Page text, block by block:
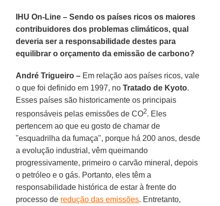
IHU On-Line – Sendo os países ricos os maiores
contribuidores dos problemas climáticos, qual
deveria ser a responsabilidade destes para
equilibrar o orçamento da emissão de carbono?
André Trigueiro – Em relação aos países ricos, vale
o que foi definido em 1997, noTratado de Kyoto.
Esses países são historicamente os principais
responsáveis pelas emissões de CO2. Eles
pertencem ao que eu gosto de chamar de
"esquadrilha da fumaça", porque há 200 anos, desde
a evolução industrial, vêm queimando
progressivamente, primeiro o carvão mineral, depois
o petróleo e o gás. Portanto, eles têm a
responsabilidade histórica de estar à frente do
processo de redução das emissões. Entretanto,